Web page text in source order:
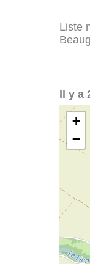
Liste
Il y a
+
−